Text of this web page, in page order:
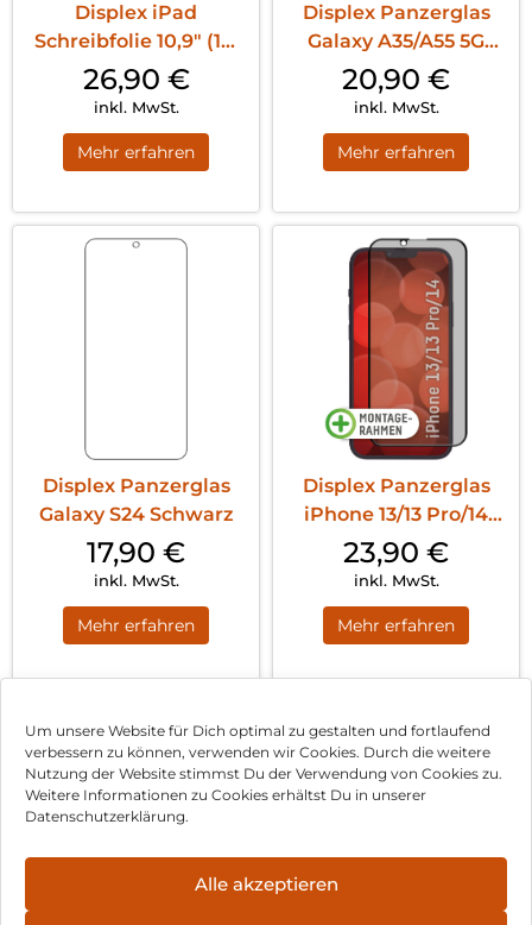
Um unsere Website für Dich optimal zu gestalten und fortlaufend
verbessern zu können, verwenden wir Cookies. Durch die weitere
Nutzung der Website stimmst Du der Verwendung von Cookies zu.
Weitere Informationen zu Cookies erhältst Du in unserer
Datenschutzerklärung.
Alle akzeptieren
Displex iPad
Schreibfolie 10,9″ (10.
Gen.) T...
26,90 €
inkl. MwSt.
Mehr erfahren
Displex Panzerglas
Galaxy A35/A55 5G
Transparent
20,90 €
inkl. MwSt.
Mehr erfahren
Displex Panzerglas
Galaxy S24 Schwarz
17,90 €
inkl. MwSt.
Mehr erfahren
Displex Panzerglas
iPhone 13/13 Pro/14
Schwarz
23,90 €
inkl. MwSt.
Mehr erfahren
1 2 3 … 8 Nächste
Impressum